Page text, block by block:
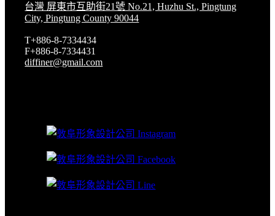
台灣 屏東市互助街21號 No.21, Huzhu St., Pingtung
City, Pingtung County 90044
T+886-8-7334434
F+886-8-7334431
diffiner@gmail.com